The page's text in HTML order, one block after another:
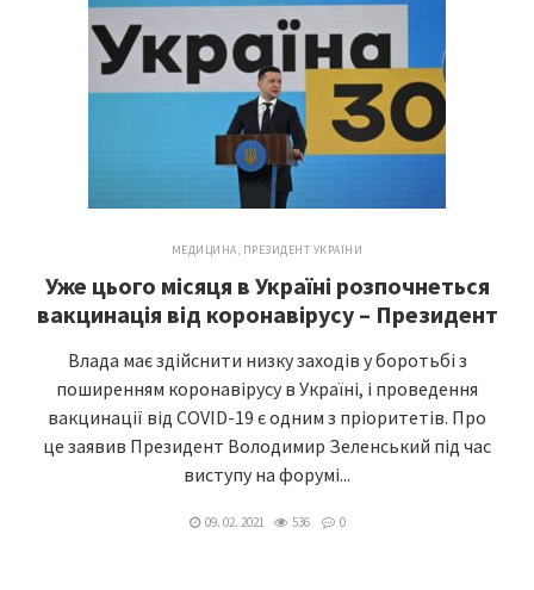
МЕДИЦИНА, ПРЕЗИДЕНТ УКРАЇНИ
Уже цього місяця в Україні розпочнеться
вакцинація від коронавірусу – Президент
Влада має здійснити низку заходів у боротьбі з
поширенням коронавірусу в Україні, і проведення
вакцинації від COVID-19 є одним з пріоритетів. Про
це заявив Президент Володимир Зеленський під час
виступу на форумі...
09. 02. 2021 536 0